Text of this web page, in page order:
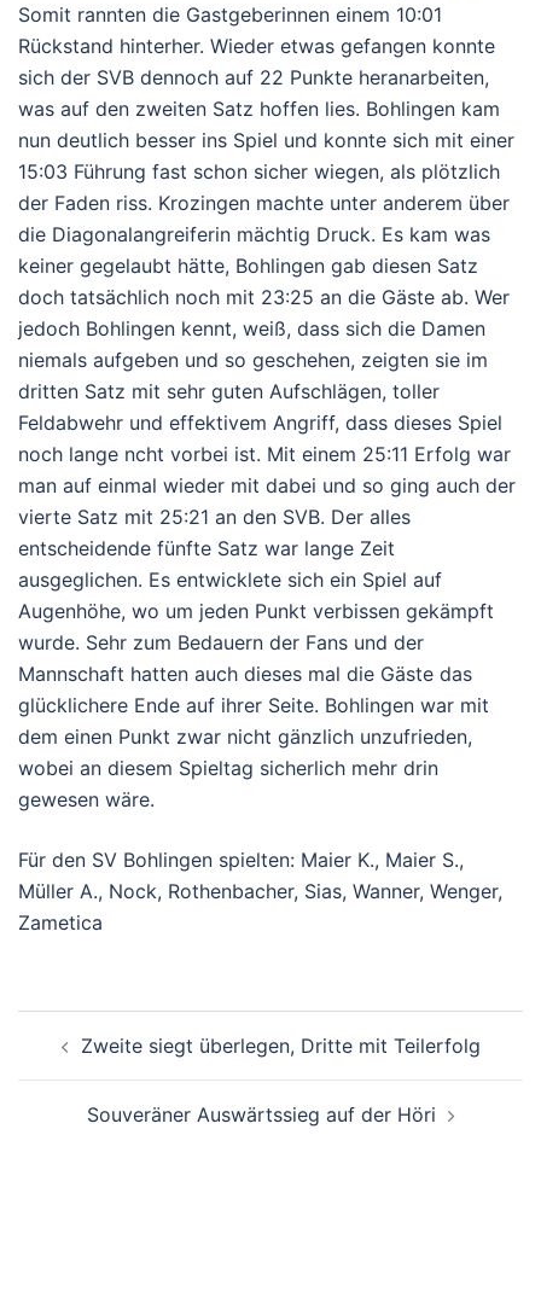
Somit rannten die Gastgeberinnen einem 10:01
Rückstand hinterher. Wieder etwas gefangen konnte
sich der SVB dennoch auf 22 Punkte heranarbeiten,
was auf den zweiten Satz hoffen lies. Bohlingen kam
nun deutlich besser ins Spiel und konnte sich mit einer
15:03 Führung fast schon sicher wiegen, als plötzlich
der Faden riss. Krozingen machte unter anderem über
die Diagonalangreiferin mächtig Druck. Es kam was
keiner gegelaubt hätte, Bohlingen gab diesen Satz
doch tatsächlich noch mit 23:25 an die Gäste ab. Wer
jedoch Bohlingen kennt, weiß, dass sich die Damen
niemals aufgeben und so geschehen, zeigten sie im
dritten Satz mit sehr guten Aufschlägen, toller
Feldabwehr und effektivem Angriff, dass dieses Spiel
noch lange ncht vorbei ist. Mit einem 25:11 Erfolg war
man auf einmal wieder mit dabei und so ging auch der
vierte Satz mit 25:21 an den SVB. Der alles
entscheidende fünfte Satz war lange Zeit
ausgeglichen. Es entwicklete sich ein Spiel auf
Augenhöhe, wo um jeden Punkt verbissen gekämpft
wurde. Sehr zum Bedauern der Fans und der
Mannschaft hatten auch dieses mal die Gäste das
glücklichere Ende auf ihrer Seite. Bohlingen war mit
dem einen Punkt zwar nicht gänzlich unzufrieden,
wobei an diesem Spieltag sicherlich mehr drin
gewesen wäre.
Für den SV Bohlingen spielten: Maier K., Maier S.,
Müller A., Nock, Rothenbacher, Sias, Wanner, Wenger,
Zametica
Zweite siegt überlegen, Dritte mit Teilerfolg
Souveräner Auswärtssieg auf der Höri